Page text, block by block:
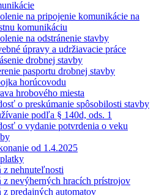
na pripojenie komunikácie na
komunikáciu
na odstránenie stavby
úpravy a udržiavacie práce
drobnej stavby
pasportu drobnej stavby
horúcovodu
hrobového miesta
o preskúmanie spôsobilosti stavby
podľa § 140d, ods. 1
o vydanie potvrdenia o veku
od 1.4.2025
z nehnuteľnosti
z nevýherných hracích prístrojov
z predajných automatov